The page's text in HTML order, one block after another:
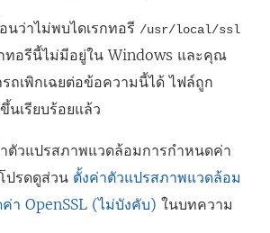
นว่าไม่พบไดเรกทอรี /usr/local/ssl
ทอรีนี้ไม่มีอยู่ใน Windows และคุณ
ถเพิกเฉยต่อข้อความนี้ได้ ไฟล์ถูก
นเรียบร้อยแล้ว
ตัวแปรสภาพแวดล้อมการกำหนดค่า
ปรดดูส่วน ตั้งค่าตัวแปรสภาพแวดล้อม
า OpenSSL (ไม่บังคับ) ในบทความ